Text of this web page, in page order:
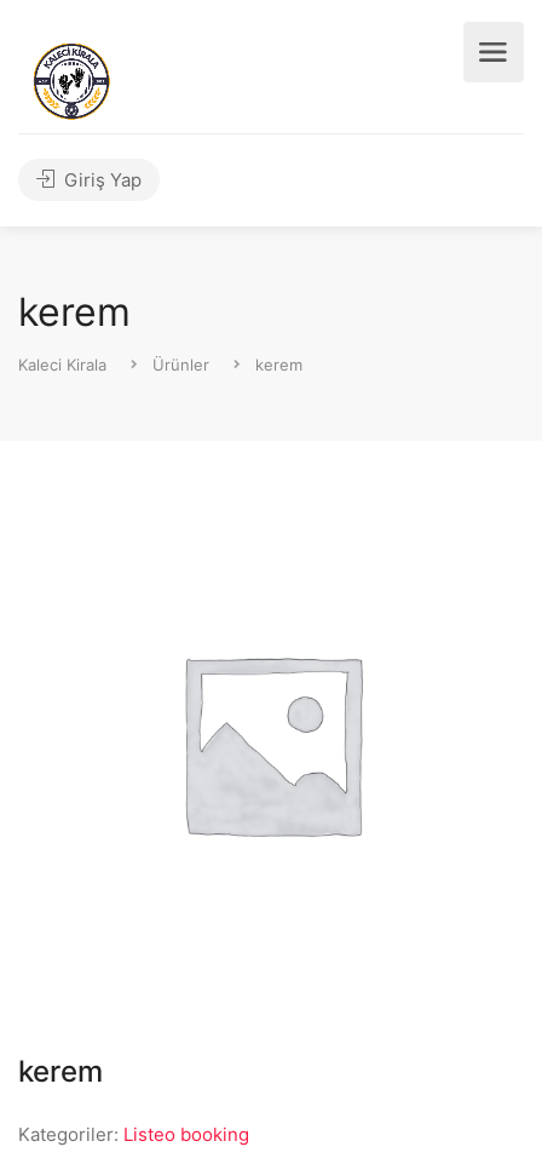
Giriş Yap
kerem
Kaleci Kirala Ürünler kerem
kerem
Kategoriler: Listeo booking